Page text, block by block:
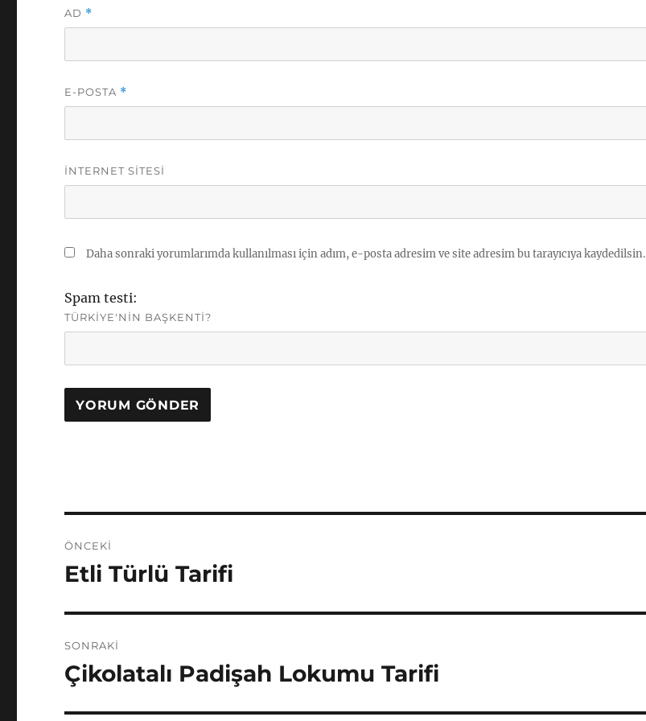
AD *
E-POSTA *
İNTERNET SITESI
Daha sonraki yorumlarımda kullanılması için adım, e-posta adresim ve site adresim bu tarayıcıya kaydedilsin.
Spam testi:
TÜRKIYE'NIN BAŞKENTI?
gezinmesi
ÖNCEKI
Önceki
Etli Türlü Tarifi
SONRAKI
Sonraki
yazı:
Çikolatalı Padişah Lokumu Tarifi